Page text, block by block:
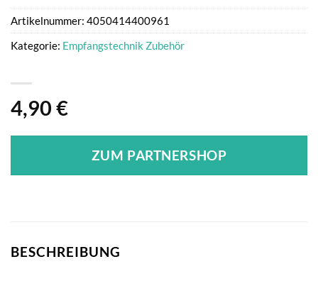
4,90 €
ZUM PARTNERSHOP
Artikelnummer: 4050414400961
Kategorie: Empfangstechnik Zubehör
BESCHREIBUNG